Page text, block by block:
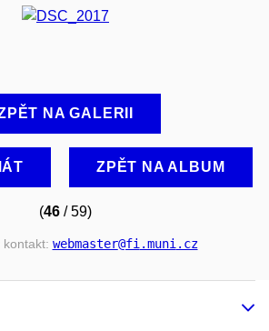
NA GALERII
ZPĚT NA ALBUM
(46 / 59)
webmaster@fi.muni.cz